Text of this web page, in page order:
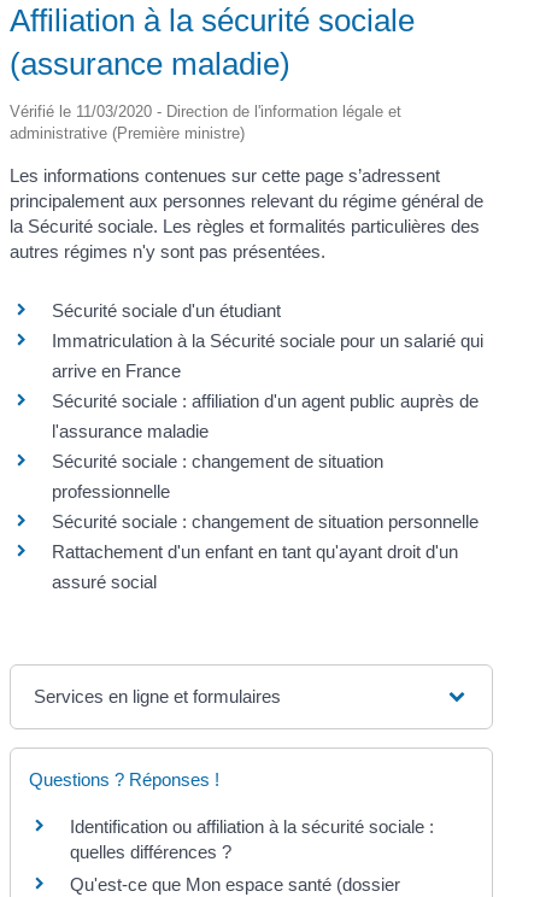
Affiliation à la sécurité sociale
(assurance maladie)
Vérifié le 11/03/2020 - Direction de l'information légale et
administrative (Première ministre)
Les informations contenues sur cette page s’adressent
principalement aux personnes relevant du régime général de
la Sécurité sociale. Les règles et formalités particulières des
autres régimes n'y sont pas présentées.
Sécurité sociale d'un étudiant
Immatriculation à la Sécurité sociale pour un salarié qui
arrive en France
Sécurité sociale : affiliation d'un agent public auprès de
l'assurance maladie
Sécurité sociale : changement de situation
professionnelle
Sécurité sociale : changement de situation personnelle
Rattachement d'un enfant en tant qu'ayant droit d'un
assuré social
Services en ligne et formulaires
Questions ? Réponses !
Identification ou affiliation à la sécurité sociale :
quelles différences ?
Qu'est-ce que Mon espace santé (dossier